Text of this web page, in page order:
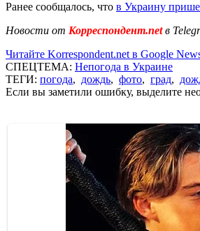
Ранее сообщалось, что в Украину
Новости от Корреспондент.netв
Читайте Korrespondent.net в Google
СПЕЦТЕМА: Непогода в Украине
ТЕГИ: погода, дождь, фото, град,
Если вы заметили ошибку, выделите